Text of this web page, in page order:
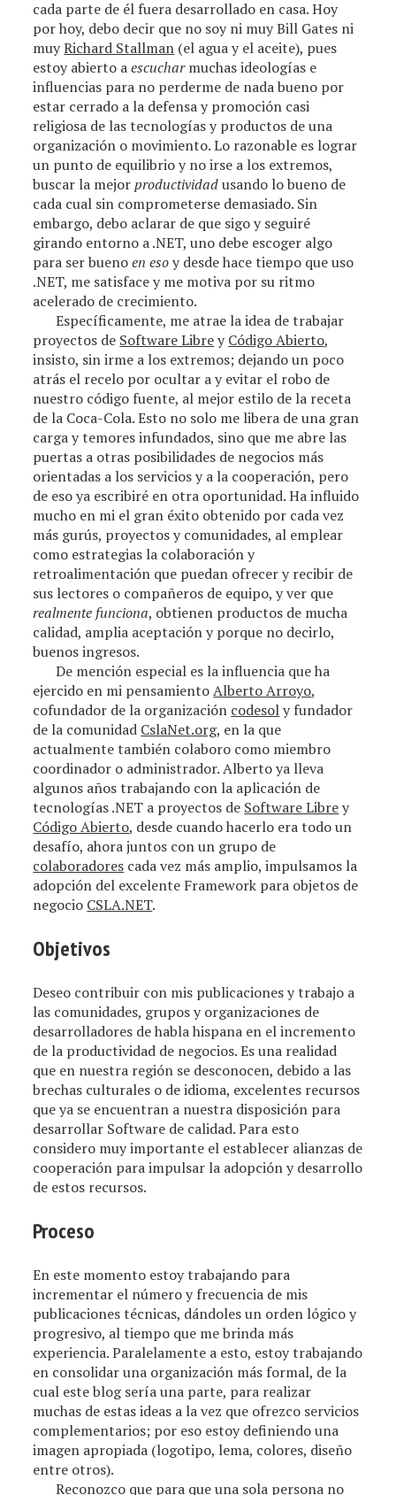
cada parte de él fuera desarrollado en casa. Hoy
por hoy, debo decir que no soy ni muy Bill Gates ni
muyRichard Stallman (el agua y el aceite), pues
estoy abierto aescucharmuchas ideologías e
influencias para no perderme de nada bueno por
estar cerrado a la defensa y promoción casi
religiosa de las tecnologías y productos de una
organización o movimiento. Lo razonable es lograr
un punto de equilibrio y no irse a los extremos,
buscar la mejorproductividadusando lo bueno de
cada cual sin comprometerse demasiado. Sin
embargo, debo aclarar de que sigo y seguiré
girando entorno a .NET, uno debe escoger algo
para ser buenoen esoy desde hace tiempo que uso
.NET, me satisface y me motiva por su ritmo
acelerado de crecimiento.
Específicamente, me atrae la idea de trabajar
proyectos de Software LibreyCódigo Abierto,
insisto, sin irme a los extremos; dejando un poco
atrás el recelo por ocultar a y evitar el robo de
nuestro código fuente, al mejor estilo de la receta
de la Coca-Cola. Esto no solo me libera de una gran
carga y temores infundados, sino que me abre las
puertas a otras posibilidades de negocios más
orientadas a los servicios y a la cooperación, pero
de eso ya escribiré en otra oportunidad. Ha influido
mucho en mi el gran éxito obtenido por cada vez
más gurús, proyectos y comunidades, al emplear
como estrategias la colaboración y
retroalimentación que puedan ofrecer y recibir de
sus lectores o compañeros de equipo, y ver que
realmente funciona, obtienen productos de mucha
calidad, amplia aceptación y porque no decirlo,
buenos ingresos.
De mención especial es la influencia que ha
ejercido en mi pensamientoAlberto Arroyo,
cofundador de la organización codesoly fundador
de la comunidad CslaNet.org, en la que
actualmente también colaboro como miembro
coordinador o administrador. Alberto ya lleva
algunos años trabajando con la aplicación de
tecnologías .NET a proyectos de Software Librey
Código Abierto, desde cuando hacerlo era todo un
desafío, ahora juntos con un grupo de
colaboradores cada vez más amplio, impulsamos la
adopción del excelente Framework para objetos de
negocio CSLA.NET.
Objetivos
Deseo contribuir con mis publicaciones y trabajo a
las comunidades, grupos y organizaciones de
desarrolladores de habla hispana en el incremento
de la productividad de negocios. Es una realidad
que en nuestra región se desconocen, debido a las
brechas culturales o de idioma, excelentes recursos
que ya se encuentran a nuestra disposición para
desarrollar Software de calidad. Para esto
considero muy importante el establecer alianzas de
cooperación para impulsar la adopción y desarrollo
de estos recursos.
Proceso
En este momento estoy trabajando para
incrementar el número y frecuencia de mis
publicaciones técnicas, dándoles un orden lógico y
progresivo, al tiempo que me brinda más
experiencia. Paralelamente a esto, estoy trabajando
en consolidar una organización más formal, de la
cual este blog sería una parte, para realizar
muchas de estas ideas a la vez que ofrezco servicios
complementarios; por eso estoy definiendo una
imagen apropiada (logotipo, lema, colores, diseño
entre otros).
Reconozco que para que una sola persona no